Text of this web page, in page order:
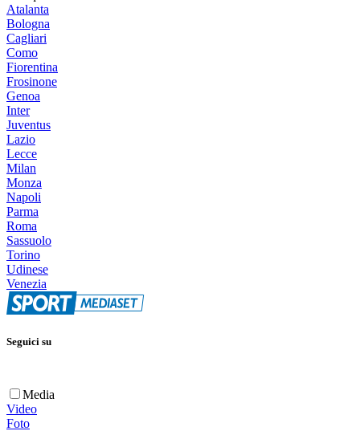
Atalanta
Bologna
Cagliari
Como
Fiorentina
Frosinone
Genoa
Inter
Juventus
Lazio
Lecce
Milan
Monza
Napoli
Parma
Roma
Sassuolo
Torino
Udinese
Venezia
Seguici su
Media
Video
Foto